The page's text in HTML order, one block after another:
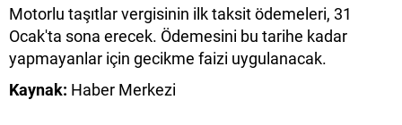
Motorlu taşıtlar vergisinin ilk taksit ödemeleri, 31
Ocak'ta sona erecek. Ödemesini bu tarihe kadar
yapmayanlar için gecikme faizi uygulanacak.
Kaynak: Haber Merkezi